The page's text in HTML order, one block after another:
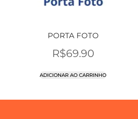
PORTA FOTO
R$69.90
ADICIONAR AO CARRINHO